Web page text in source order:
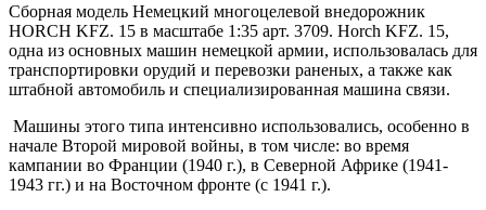
Сборная модель Немецкий многоцелевой внедорожник
HORCH KFZ. 15 в масштабе 1:35 арт. 3709. Horch KFZ. 15,
одна из основных машин немецкой армии, использовалась для
транспортировки орудий и перевозки раненых, а также как
штабной автомобиль и специализированная машина связи.
Машины этого типа интенсивно использовались, особенно в
начале Второй мировой войны, в том числе: во время
кампании во Франции (1940 г.), в Северной Африке (1941-
1943 гг.) и на Восточном фронте (с 1941 г.).